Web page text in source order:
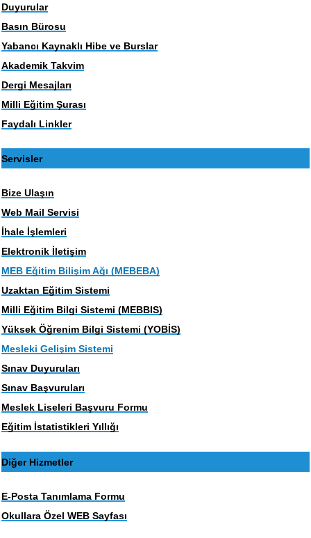
Duyurular
Basın Bürosu
Yabancı Kaynaklı Hibe ve Burslar
Akademik Takvim
Dergi Mesajları
Milli Eğitim Şurası
Faydalı Linkler
Servisler
Bize Ulaşın
Web Mail Servisi
İhale İşlemleri
Elektronik İletişim
MEB Eğitim Bilişim Ağı (MEBEBA)
Uzaktan Eğitim Sistemi
Milli Eğitim Bilgi Sistemi (MEBBIS)
Yüksek Öğrenim Bilgi Sistemi (YOBİS)
Mesleki Gelişim Sistemi
Sınav Duyuruları
Sınav Başvuruları
Meslek Liseleri Başvuru Formu
Eğitim İstatistikleri Yıllığı
Diğer Hizmetler
E-Posta Tanımlama Formu
Okullara Özel WEB Sayfası